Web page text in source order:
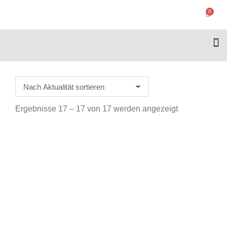
0
Ergebnisse 17 – 17 von 17 werden angezeigt